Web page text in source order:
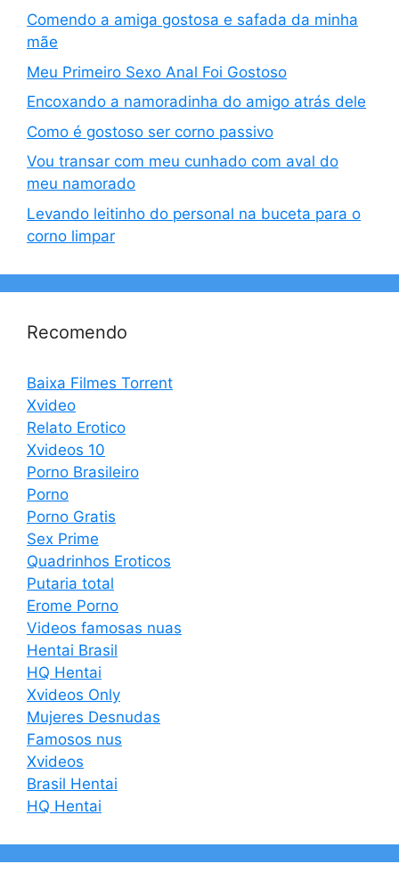
Comendo a amiga gostosa e safada da minha
mãe
Meu Primeiro Sexo Anal Foi Gostoso
Encoxando a namoradinha do amigo atrás dele
Como é gostoso ser corno passivo
Vou transar com meu cunhado com aval do
meu namorado
Levando leitinho do personal na buceta para o
corno limpar
Recomendo
Baixa Filmes Torrent
Xvideo
Relato Erotico
Xvideos 10
Porno Brasileiro
Porno
Porno Gratis
Sex Prime
Quadrinhos Eroticos
Putaria total
Erome Porno
Videos famosas nuas
Hentai Brasil
HQ Hentai
Xvideos Only
Mujeres Desnudas
Famosos nus
Xvideos
Brasil Hentai
HQ Hentai